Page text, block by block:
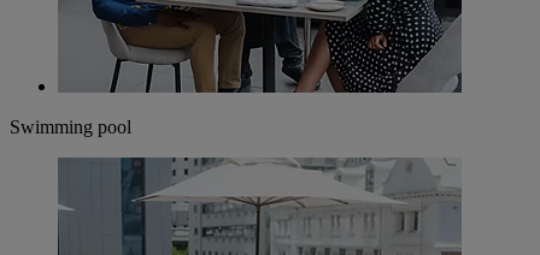
Swimming pool